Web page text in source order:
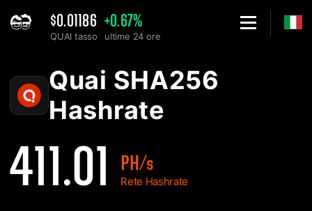
$0.01186
QUAI tasso
+0.67%
ultime 24 ore
Quai SHA256
Hashrate
411.01 PH/s
Rete Hashrate